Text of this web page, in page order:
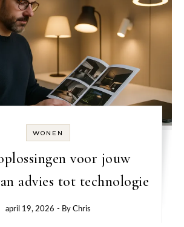
WONEN
voor jouw
advies tot technologie
april 19, 2026 - ByChris